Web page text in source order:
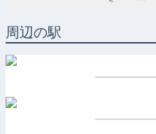
周辺の駅